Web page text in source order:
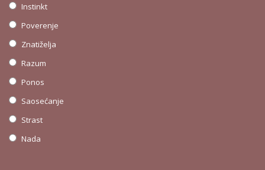
Instinkt
Poverenje
Znatiželja
Razum
Ponos
Saosećanje
Strast
Nada